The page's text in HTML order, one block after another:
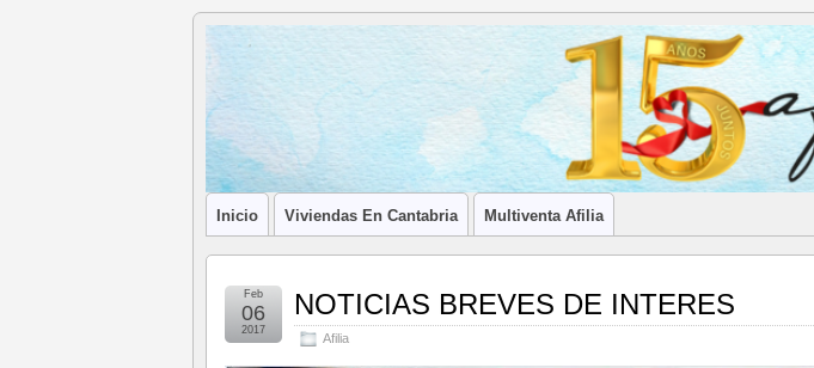
Blog de
Afilia
Inmobiliarias
LA ASOCIACIÓN DE LOS PROFESIONALES INMOBILIARIOS DE CANTABRIA
Inicio Viviendas En Cantabria Multiventa Afilia
NOTICIAS BREVES DE INTERES
Afilia
Feb
06
2017